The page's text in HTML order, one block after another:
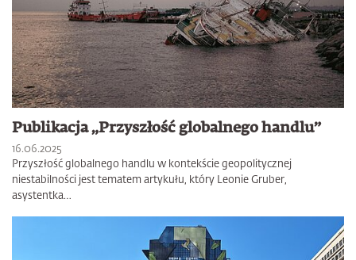
Publikacja „Przyszłość globalnego handlu”
16.06.2025
Przyszłość globalnego handlu w kontekście geopolitycznej
niestabilności jest tematem artykułu, który Leonie Gruber,
asystentka…